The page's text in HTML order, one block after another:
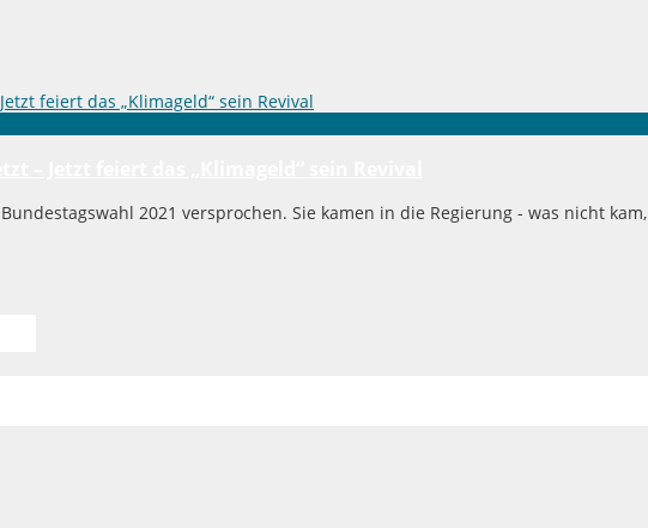
2021 versprochen. Sie kamen in die Regierung - was nicht kam,